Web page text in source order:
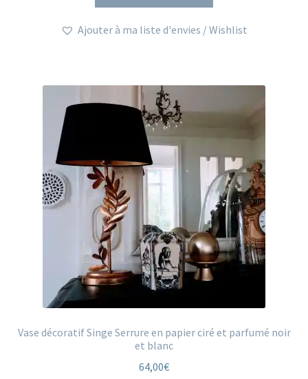
68,00€
à
plusieurs
options
choisies
sur
la
page
du
produit
Ajouter à ma liste d'envies / Wishlist
Vase décoratif Singe Serrure en papier ciré et parfumé noir
et blanc
64,00€